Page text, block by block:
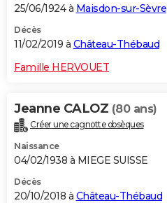
25/06/1924 à Maisdon-sur-Sèvre
Décès
11/02/2019 à Château-Thébaud
Famille HERVOUET
Jeanne CALOZ (80 ans)
Créer une cagnotte obsèques
Naissance
04/02/1938 à MIEGE SUISSE
Décès
20/10/2018 à Château-Thébaud